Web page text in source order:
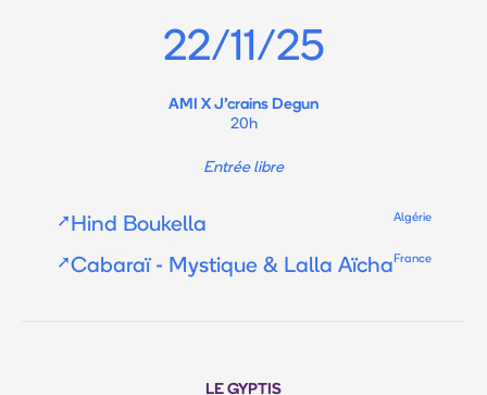
22/11/25
AMI X J’crains Degun
20h
Entrée libre
➚Hind Boukella Algérie
➚Cabaraï - Mystique & Lalla Aïcha France
LE GYPTIS